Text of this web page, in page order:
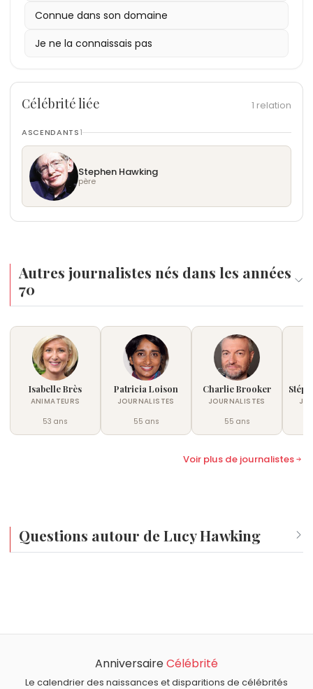
Connue dans son domaine
Je ne la connaissais pas
Célébrité liée 1 relation
ASCENDANTS1
Stephen Hawking
père
Autres journalistes nés dans les années
70
Isabelle Brès
ANIMATEURS
53 ans
Patricia Loison
JOURNALISTES
55 ans
Charlie Brooker
JOURNALISTES
55 ans
Voir plus de journalistes
Questions autour de Lucy Hawking
,Henry Chapier,Tina Kieffer
MaireetPatrice Carmouzesont du signe Scorpion.
AnniversaireCélébrité
Le calendrier des naissances et disparitions de célébrités